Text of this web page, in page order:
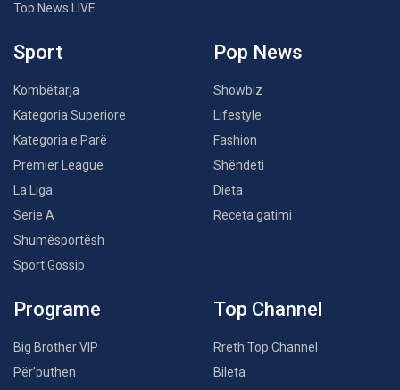
Top News LIVE
Sport
Kombëtarja
Kategoria Superiore
Kategoria e Parë
Premier League
La Liga
Serie A
Shumësportësh
Sport Gossip
Pop News
Showbiz
Lifestyle
Fashion
Shëndeti
Dieta
Receta gatimi
Programe
Big Brother VIP
Për’puthen
Top Channel
Rreth Top Channel
Bileta